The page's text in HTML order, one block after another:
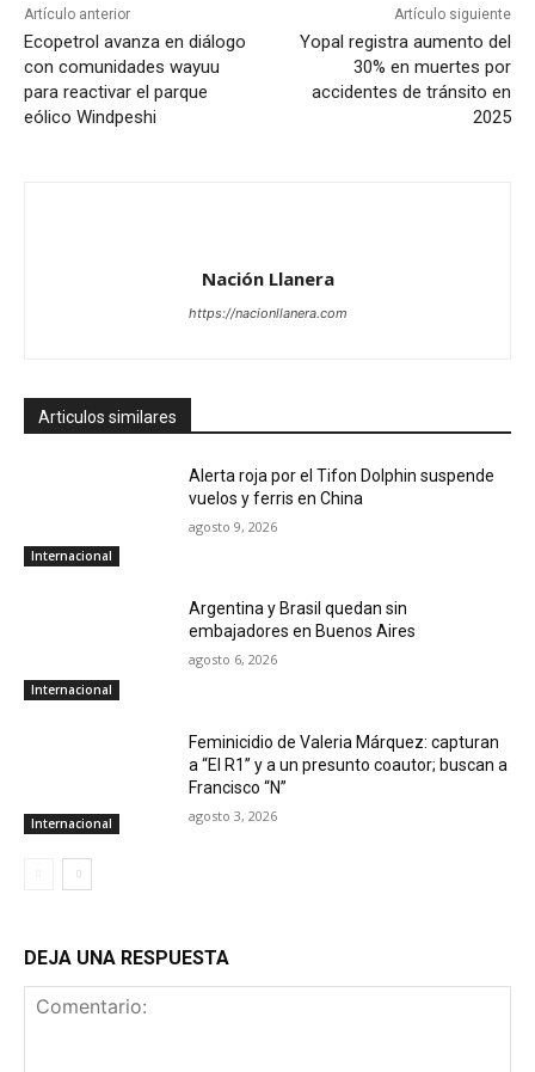
Artículo anterior
Ecopetrol avanza en diálogo
con comunidades wayuu
para reactivar el parque
eólico Windpeshi
Artículo siguiente
Yopal registra aumento del
30% en muertes por
accidentes de tránsito en
2025
Nación Llanera
https://nacionllanera.com
Articulos similares
Internacional
Alerta roja por el Tifon Dolphin suspende
vuelos y ferris en China
agosto 9, 2026
Internacional
Argentina y Brasil quedan sin
embajadores en Buenos Aires
agosto 6, 2026
Internacional
Feminicidio de Valeria Márquez: capturan
a “El R1” y a un presunto coautor; buscan a
Francisco “N”
agosto 3, 2026
DEJA UNA RESPUESTA